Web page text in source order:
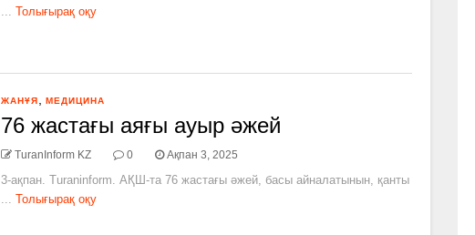
... Толығырақ оқу
ЖАНҰЯ МЕДИЦИНА
76 жастағы аяғы ауыр әжей
TuranInform KZ 0 Ақпан 3, 2025
3-ақпан. Turaninform. АҚШ-та 76 жастағы әжей, басы айналатынын, қанты
... Толығырақ оқу